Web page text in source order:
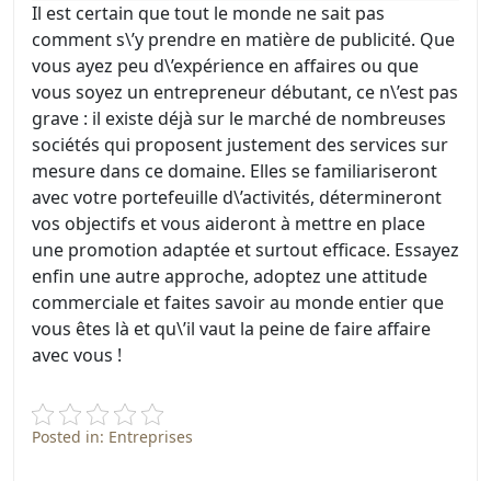
Il est certain que tout le monde ne sait pas
comment s\’y prendre en matière de publicité. Que
vous ayez peu d\’expérience en affaires ou que
vous soyez un entrepreneur débutant, ce n\’est pas
grave : il existe déjà sur le marché de nombreuses
sociétés qui proposent justement des services sur
mesure dans ce domaine. Elles se familiariseront
avec votre portefeuille d\’activités, détermineront
vos objectifs et vous aideront à mettre en place
une promotion adaptée et surtout efficace. Essayez
enfin une autre approche, adoptez une attitude
commerciale et faites savoir au monde entier que
vous êtes là et qu\’il vaut la peine de faire affaire
avec vous !
Posted in: Entreprises